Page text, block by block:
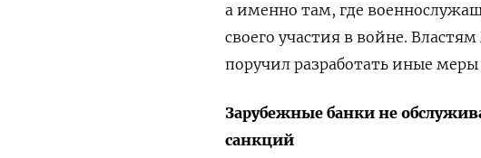
а именно там, где
своего участия в войне. Властям
поручил разработать иные
Зарубежные банки не
санкций